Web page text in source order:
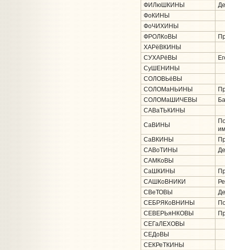
ФИЛюШКИНЫ
ФоКИНЫ
ФоЧИХИНЫ
ФРОЛКоВЫ
ХАРёВКИНЫ
СУХАРёВЫ
СуШЕНИНЫ
СОЛОВЬёВЫ
СОЛОМаНЬИНЫ
СОЛОМаШИЧЕВЫ
САВаТЬКИНЫ
СаВИНЫ
СаВКИНЫ
САВоТИНЫ
САМКоВЫ
СаШКИНЫ
САШКоВНИКИ
СВеТОВЫ
СЕБРЯКоВНИНЫ
СЕВЕРЬяНКОВЫ
СЕГаЛЕХОВЫ
СЕДоВЫ
СЕКРеТКИНЫ